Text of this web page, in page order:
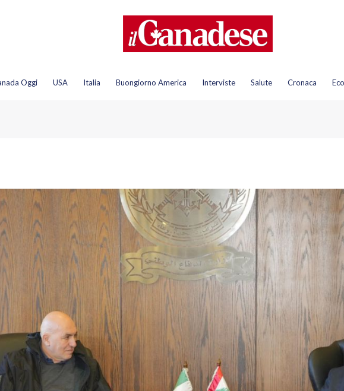
Oggi USA Italia Buongiorno America Interviste Salute Cronaca